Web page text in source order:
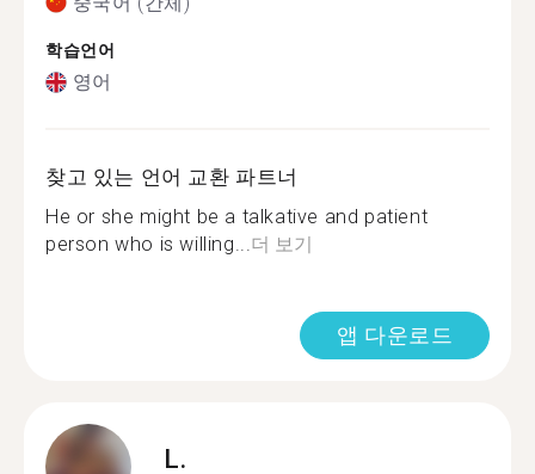
학습언어
영어
찾고 있는 언어 교환 파트너
He or she might be a talkative and patient
person who is willing...더 보기
앱 다운로드
L.